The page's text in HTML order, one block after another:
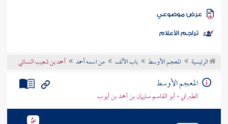
الكتب
موضوعي
تراجم الأعلام
الرئيسية المعجم الأوسط باب الألف من اسمه أحمد أحمد بن شعيب النسائي
المعجم الأوسط
الطبراني - أبو القاسم سليمان بن أحمد بن أيوب